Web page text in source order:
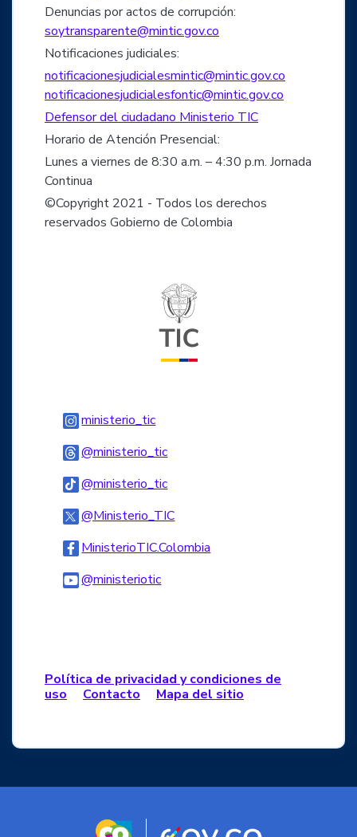
Denuncias por actos de corrupción:
soytransparente@mintic.gov.co
Notificaciones judiciales:
notificacionesjudicialesmintic@mintic.gov.co
notificacionesjudicialesfontic@mintic.gov.co
Defensor del ciudadano Ministerio TIC
Horario de Atención Presencial:
Lunes a viernes de 8:30 a.m. – 4:30 p.m. Jornada
Continua
©Copyright 2021 - Todos los derechos
reservados Gobierno de Colombia
ministerio_ticLogo Instagram
@ministerio_ticLogo Threads
@ministerio_ticLogo Tiktok
@Ministerio_TICLogo Twitter
MinisterioTIC.Colombia
@ministerioticLogo Youtube
Política de privacidad y condiciones de
uso
Contacto Mapa del sitio
Logo marca Colombia